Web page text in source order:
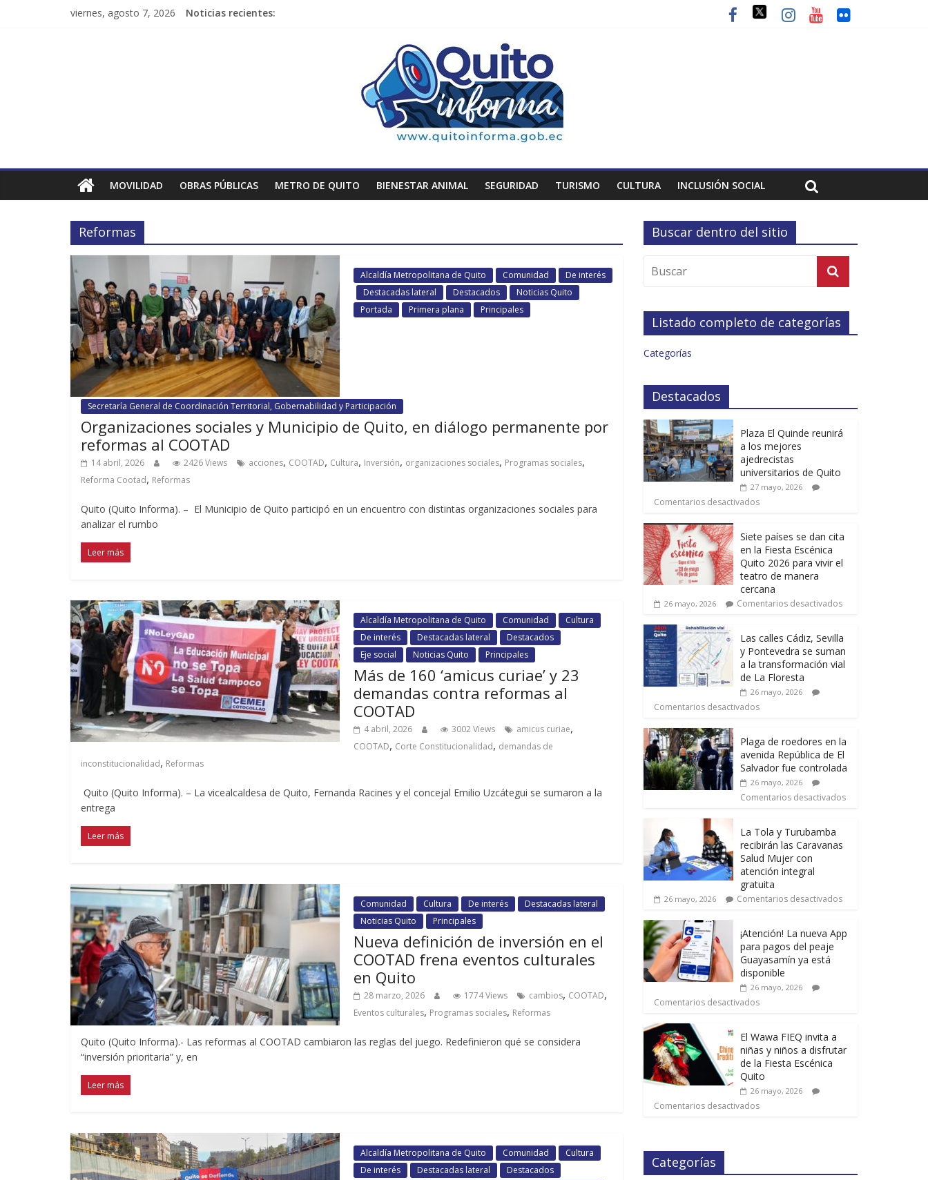
viernes, agosto 7, 2026 Noticias recientes:
MOVILIDAD OBRAS PÚBLICAS METRO DE QUITO BIENESTAR ANIMAL SEGURIDAD TURISMO CULTURA INCLUSIÓN SOCIAL
Reformas
Alcaldía Metropolitana de Quito Comunidad
De interés
Destacadas lateral
Destacados
Noticias Quito
Portada
Primera plana Principales
Secretaría General de Coordinación Territorial, Gobernabilidad y Participación
Organizaciones sociales y Municipio de Quito, en diálogo permanente por
reformas al COOTAD
14 abril, 2026 2426 Views acciones, COOTAD, Cultura, Inversión, organizaciones sociales, Programas sociales,
Reforma Cootad, Reformas
Quito (Quito Informa). – El Municipio de Quito participó en un encuentro con distintas organizaciones sociales para
analizar el rumbo
Leer más
Alcaldía Metropolitana de Quito Comunidad
Cultura
De interés
Destacadas lateral
Destacados
Eje social
Noticias Quito Principales
Más de 160 ‘amicus curiae’ y 23
demandas contra reformas al
COOTAD
4 abril, 2026 3002 Views amicus curiae,
COOTAD, Corte Constitucionalidad, demandas de
inconstitucionalidad, Reformas
Quito (Quito Informa). – La vicealcaldesa de Quito, Fernanda Racines y el concejal Emilio Uzcátegui se sumaron a la
entrega
Leer más
Comunidad Cultura De interés
Destacadas lateral
Noticias Quito
Principales
Nueva definición de inversión en el
COOTAD frena eventos culturales
en Quito
28 marzo, 2026 1774 Views cambios, COOTAD,
Eventos culturales, Programas sociales, Reformas
Quito (Quito Informa).- Las reformas al COOTAD cambiaron las reglas del juego. Redefinieron qué se considera
“inversión prioritaria” y, en
Leer más
Alcaldía Metropolitana de Quito Comunidad
Cultura
De interés
Destacadas lateral
Destacados
Buscar dentro del sitio
Listado completo de categorías
Categorías
Destacados
Plaza El Quinde reunirá
a los mejores
ajedrecistas
universitarios de Quito
27 mayo, 2026
Comentarios desactivados
Siete países se dan cita
en la Fiesta Escénica
Quito 2026 para vivir el
teatro de manera
cercana
26 mayo, 2026 Comentarios desactivados
Las calles Cádiz, Sevilla
y Pontevedra se suman
a la transformación vial
de La Floresta
26 mayo, 2026
Comentarios desactivados
Plaga de roedores en la
avenida República de El
Salvador fue controlada
26 mayo, 2026
Comentarios desactivados
La Tola y Turubamba
recibirán las Caravanas
Salud Mujer con
atención integral
gratuita
26 mayo, 2026 Comentarios desactivados
¡Atención! La nueva App
para pagos del peaje
Guayasamín ya está
disponible
26 mayo, 2026
Comentarios desactivados
El Wawa FIEQ invita a
niñas y niños a disfrutar
de la Fiesta Escénica
Quito
26 mayo, 2026
Comentarios desactivados
Categorías